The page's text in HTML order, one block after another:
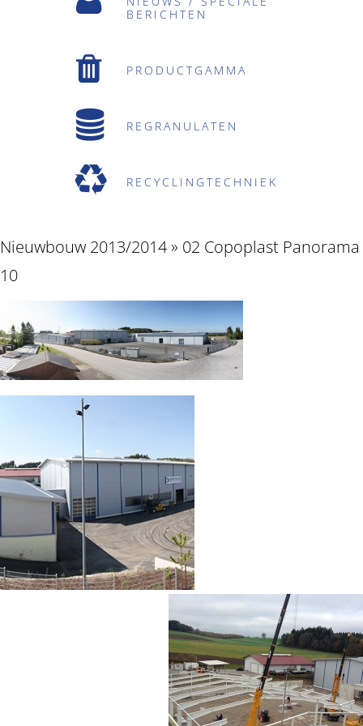
BERICHTEN
PRODUCTGAMMA
REGRANULATEN
RECYCLINGTECHNIEK
Nieuwbouw 2013/2014» 02 Copoplast Panorama
10